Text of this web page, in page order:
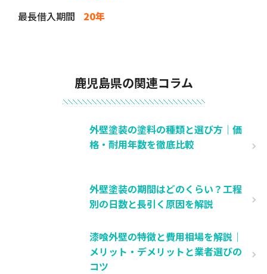
最長借入期間
20年
鹿児島県の関連コラム
外壁塗装の塗料の種類と選び方｜価
格・耐用年数を徹底比較
外壁塗装の期間はどのくらい？工程
別の日数と長引く原因を解説
漆喰外壁の特徴と費用相場を解説｜
メリット・デメリットと業者選びの
コツ